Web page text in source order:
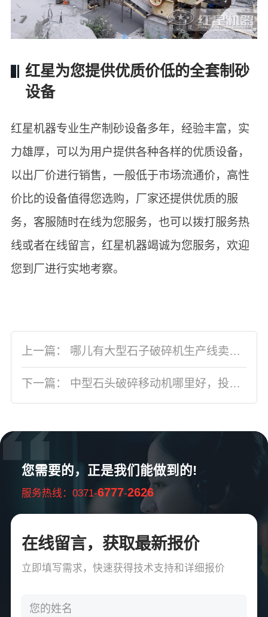
红星为您提供优质价低的全套制砂
设备
红星机器专业生产制砂设备多年，经验丰富，实
力雄厚，可以为用户提供各种各样的优质设备，
以出厂价进行销售，一般低于市场流通价，高性
价比的设备值得您选购，厂家还提供优质的服
务，客服随时在线为您服务，也可以拨打服务热
线或者在线留言，红星机器竭诚为您服务，欢迎
您到厂进行实地考察。
上一篇： 哪儿有大型石子破碎机生产线卖？大概要多少钱
下一篇： 中型石头破碎移动机哪里好，投资成本优惠吗
您需要的，正是我们能做到的!
服务热线：0371-6777-2626
在线留言，获取最新报价
立即填写需求，快速获得技术支持和详细报价